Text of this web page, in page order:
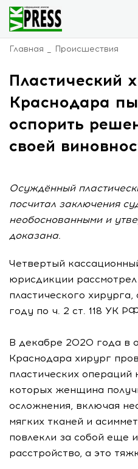
Главная Происшествия
Пластический
Краснодара
оспорить
своей
Осуждённый
посчитал заключения
необоснованными и
доказана.
Четвертый
юрисдикции
пластического
году по ч. 2 ст. 118 УК
В декабре 2020 года в
Краснодара хирург
пластических операций
которых женщина
осложнения, включая
мягких тканей и
повлекли за собой еще
расстройство, а это